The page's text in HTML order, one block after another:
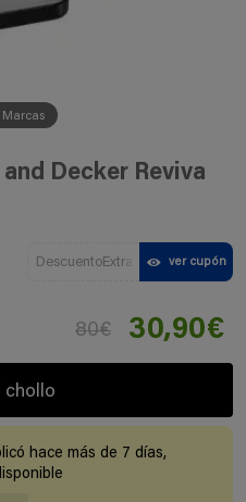
Marcas
Decker Reviva
DescuentoExtra ver cupón
80€ 30,90€
chollo
hace más de 7 días,